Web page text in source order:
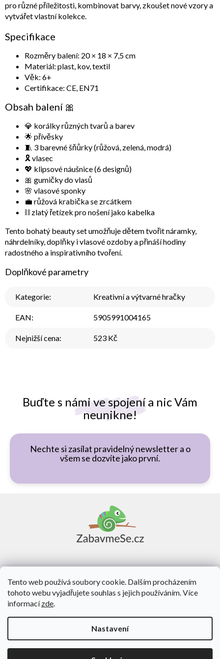
Tento web používá soubory cookie. Dalším procházením
tohoto webu vyjadřujete souhlas s jejich používáním. Více
informacízde.
Nastavení
Buďte s námi ve spojení a nic Vám
neunikne!
Nechte si zasílat pravidelný newsletter a o
všem se dozvíte jako první.
pro různé příležitosti, kombinovat barvy, zkoušet nové vzory a
vytvářet vlastní kolekce.
Specifikace
Rozměry balení: 20 × 18 × 7,5 cm
Materiál: plast, kov, textil
Věk: 6+
Certifikace: CE, EN71
Obsah balení 🎀
💎 korálky různých tvarů a barev
🌟 přívěsky
🧵 3 barevné šňůrky (růžová, zelená, modrá)
🎗️ vlasec
💖 klipsové náušnice (6 designů)
🎀 gumičky do vlasů
🌸 vlasové sponky
💼 růžová krabička se zrcátkem
⛓️ zlatý řetízek pro nošení jako kabelka
Tento bohatý beauty set umožňuje dětem tvořit náramky,
náhrdelníky, doplňky i vlasové ozdoby a přináší hodiny
radostného a inspirativního tvoření.
Doplňkové parametry
Kategorie: Kreativní a výtvarné hračky
EAN: 5905991004165
Nejnižší cena: 523 Kč
O nás
Vytvořil Shoptet